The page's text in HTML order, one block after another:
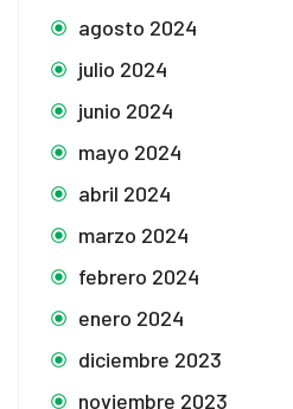
agosto 2024
julio 2024
junio 2024
mayo 2024
abril 2024
marzo 2024
febrero 2024
enero 2024
diciembre 2023
noviembre 2023